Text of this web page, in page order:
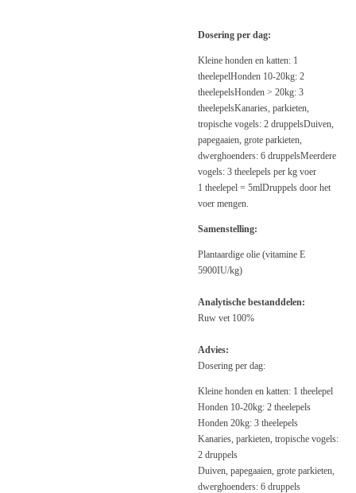
Dosering per dag:
Kleine honden en katten: 1
theelepelHonden 10-20kg: 2
theelepelsHonden > 20kg: 3
theelepelsKanaries, parkieten,
tropische vogels: 2 druppelsDuiven,
papegaaien, grote parkieten,
dwerghoenders: 6 druppelsMeerdere
vogels: 3 theelepels per kg voer
1 theelepel = 5mlDruppels door het
voer mengen.
Samenstelling:
Plantaardige olie (vitamine E
5900IU/kg)
Analytische bestanddelen:
Ruw vet 100%
Advies:
Dosering per dag:
Kleine honden en katten: 1 theelepel
Honden 10-20kg: 2 theelepels
Honden 20kg: 3 theelepels
Kanaries, parkieten, tropische vogels:
2 druppels
Duiven, papegaaien, grote parkieten,
dwerghoenders: 6 druppels